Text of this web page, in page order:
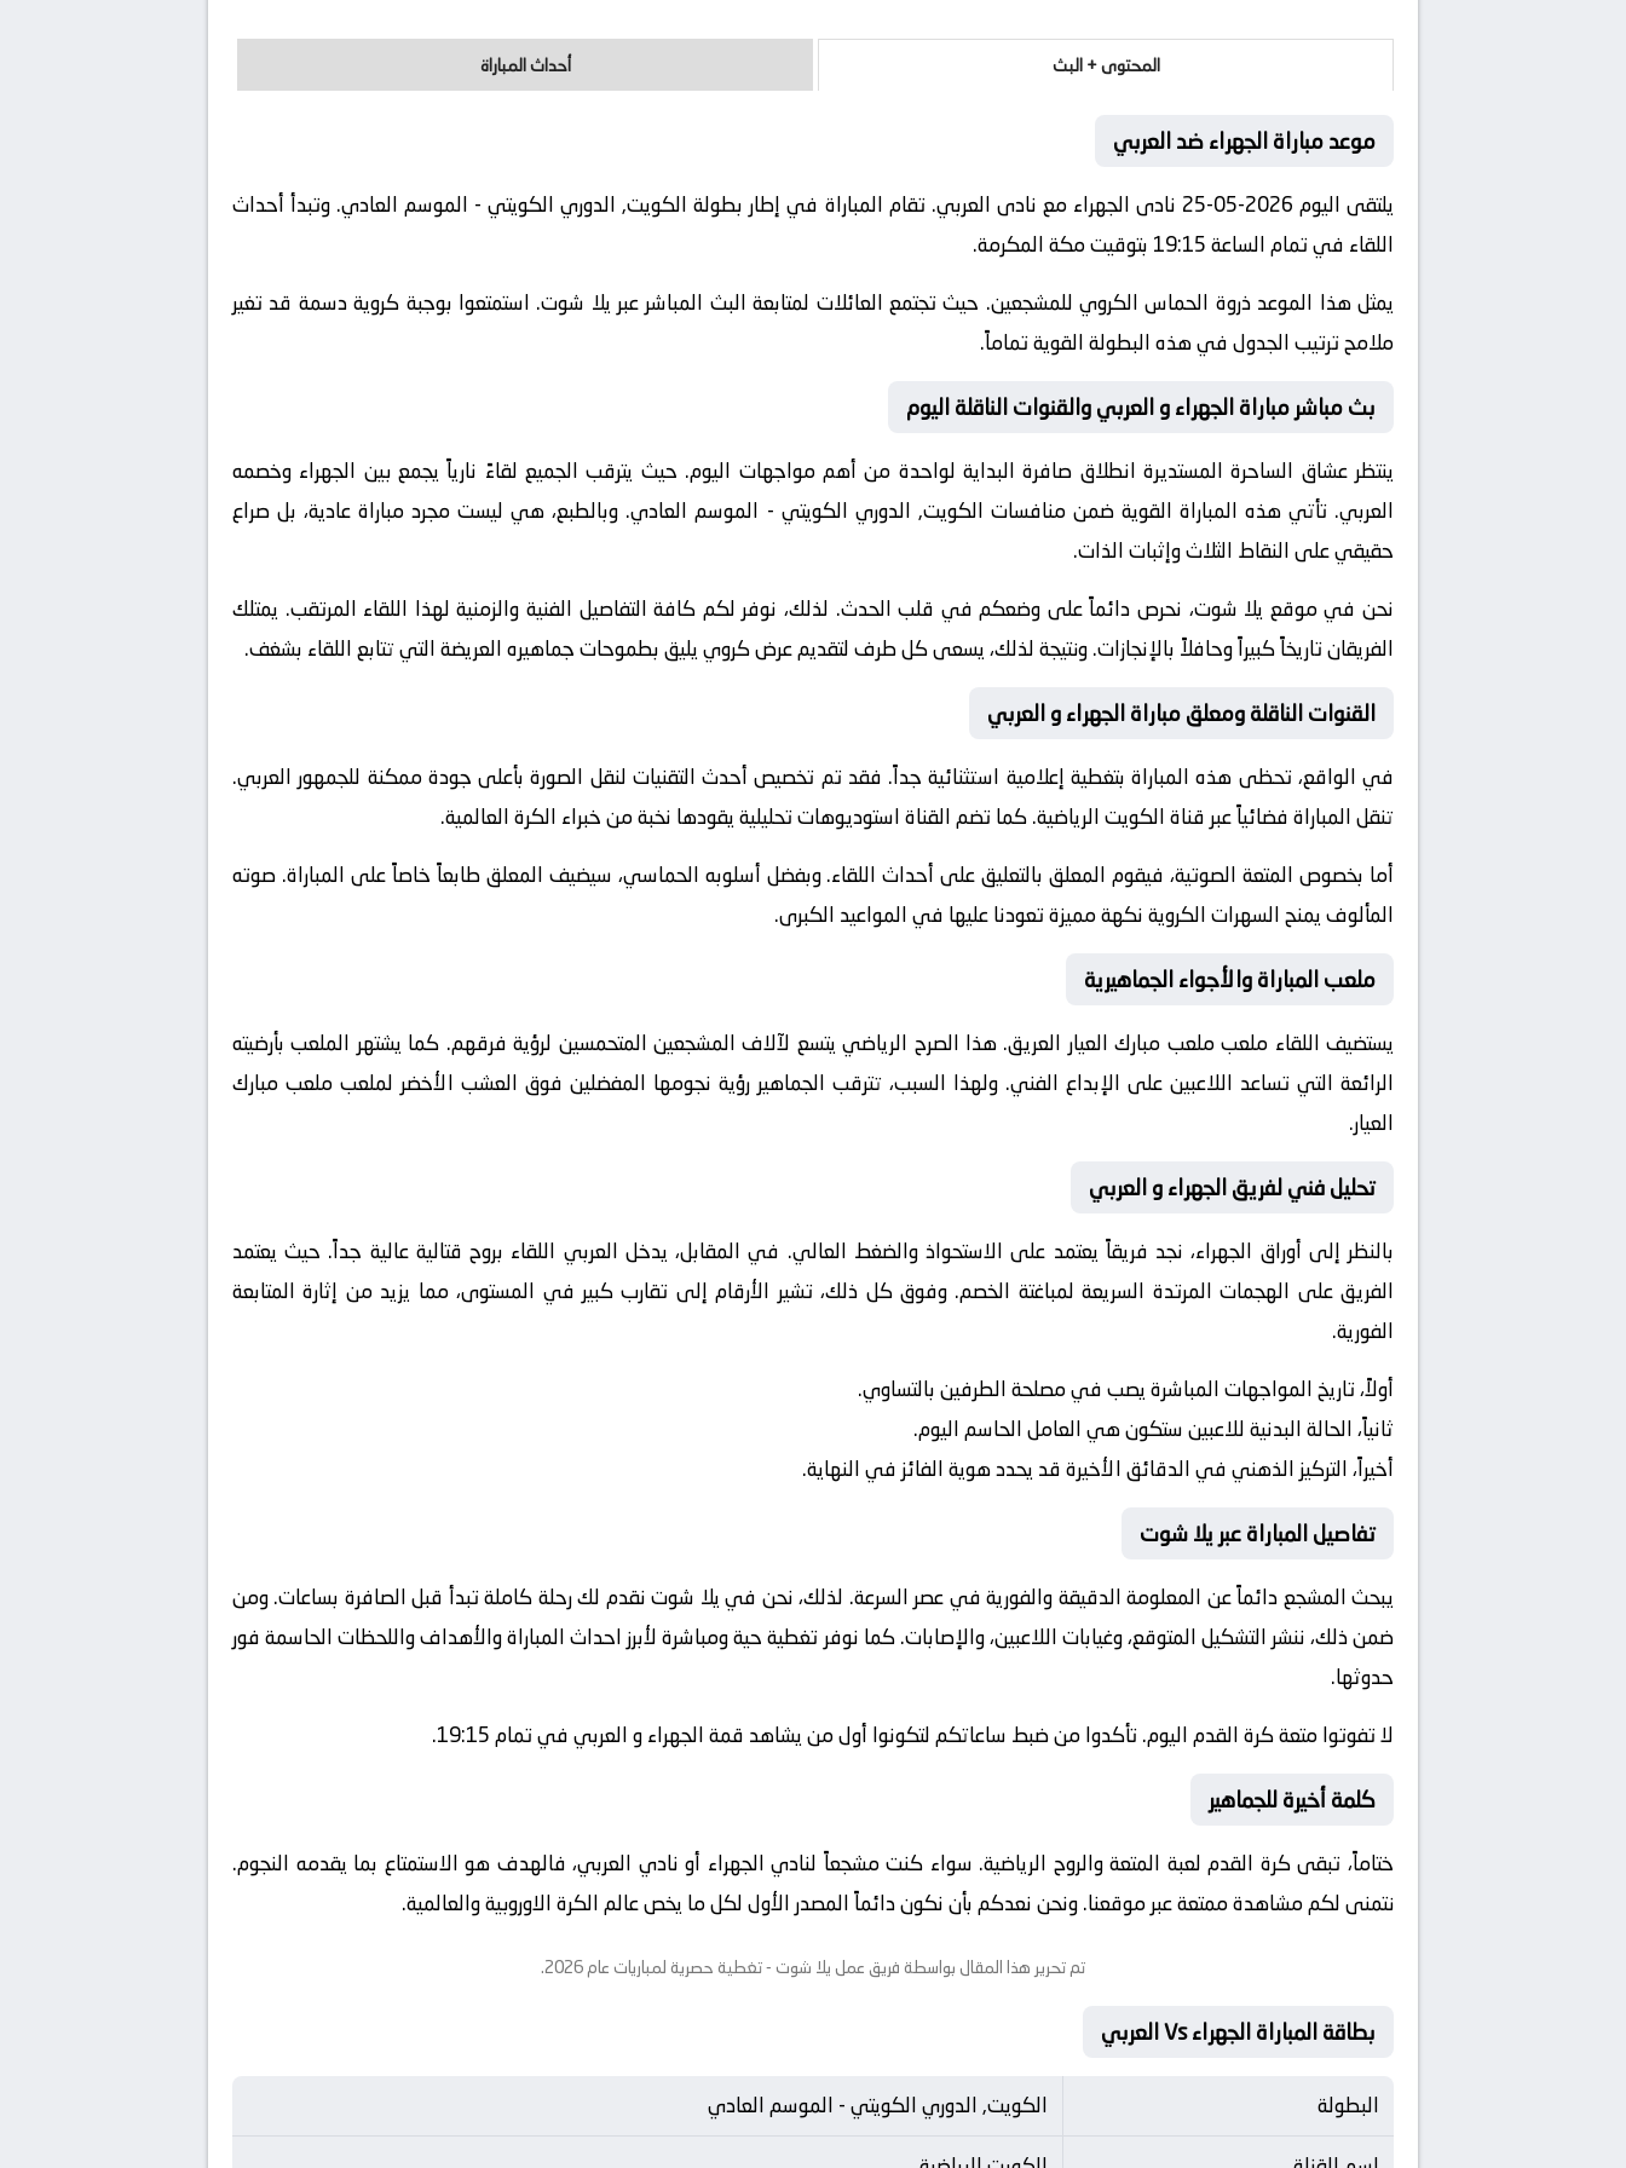
المحتوى + البث أحداث المباراة
موعد مباراة الجهراء ضد العربي
يلتقى اليوم 2026-05-25 نادى الجهراء مع نادى العربي. تقام المباراة في إطار بطولة الكويت, الدوري الكويتي - الموسم العادي. وتبدأ أحداث
اللقاء في تمام الساعة 19:15 بتوقيت مكة المكرمة.
يمثل هذا الموعد ذروة الحماس الكروي للمشجعين. حيث تجتمع العائلات لمتابعة البث المباشر عبر يلا شوت. استمتعوا بوجبة كروية دسمة قد تغير
ملامح ترتيب الجدول في هذه البطولة القوية تماماً.
بث مباشر مباراة الجهراء و العربي والقنوات الناقلة اليوم
ينتظر عشاق الساحرة المستديرة انطلاق صافرة البداية لواحدة من أهم مواجهات اليوم. حيث يترقب الجميع لقاءً نارياً يجمع بين الجهراء وخصمه
العربي. تأتي هذه المباراة القوية ضمن منافسات الكويت, الدوري الكويتي - الموسم العادي. وبالطبع، هي ليست مجرد مباراة عادية، بل صراع
حقيقي على النقاط الثلاث وإثبات الذات.
نحن في موقع يلا شوت، نحرص دائماً على وضعكم في قلب الحدث. لذلك، نوفر لكم كافة التفاصيل الفنية والزمنية لهذا اللقاء المرتقب. يمتلك
الفريقان تاريخاً كبيراً وحافلاً بالإنجازات. ونتيجة لذلك، يسعى كل طرف لتقديم عرض كروي يليق بطموحات جماهيره العريضة التي تتابع اللقاء بشغف.
القنوات الناقلة ومعلق مباراة الجهراء و العربي
في الواقع، تحظى هذه المباراة بتغطية إعلامية استثنائية جداً. فقد تم تخصيص أحدث التقنيات لنقل الصورة بأعلى جودة ممكنة للجمهور العربي.
تنقل المباراة فضائياً عبر قناةالكويت الرياضية. كما تضم القناة استوديوهات تحليلية يقودها نخبة من خبراء الكرة العالمية.
أما بخصوص المتعة الصوتية، فيقوم المعلق بالتعليق على أحداث اللقاء. وبفضل أسلوبه الحماسي، سيضيف المعلق طابعاً خاصاً على المباراة. صوته
المألوف يمنح السهرات الكروية نكهة مميزة تعودنا عليها في المواعيد الكبرى.
ملعب المباراة والأجواء الجماهيرية
يستضيف اللقاء ملعب ملعب مبارك العيار العريق. هذا الصرح الرياضي يتسع لآلاف المشجعين المتحمسين لرؤية فرقهم. كما يشتهر الملعب بأرضيته
الرائعة التي تساعد اللاعبين على الإبداع الفني. ولهذا السبب، تترقب الجماهير رؤية نجومها المفضلين فوق العشب الأخضر لملعب ملعب مبارك
العيار.
تحليل فني لفريق الجهراء و العربي
بالنظر إلى أوراق الجهراء، نجد فريقاً يعتمد على الاستحواذ والضغط العالي. في المقابل، يدخل العربي اللقاء بروح قتالية عالية جداً. حيث يعتمد
الفريق على الهجمات المرتدة السريعة لمباغتة الخصم. وفوق كل ذلك، تشير الأرقام إلى تقارب كبير في المستوى، مما يزيد من إثارة المتابعة
الفورية.
أولاً، تاريخ المواجهات المباشرة يصب في مصلحة الطرفين بالتساوي.
ثانياً، الحالة البدنية للاعبين ستكون هي العامل الحاسم اليوم.
أخيراً، التركيز الذهني في الدقائق الأخيرة قد يحدد هوية الفائز في النهاية.
تفاصيل المباراة عبر يلا شوت
يبحث المشجع دائماً عن المعلومة الدقيقة والفورية في عصر السرعة. لذلك، نحن في يلا شوت نقدم لك رحلة كاملة تبدأ قبل الصافرة بساعات. ومن
ضمن ذلك، ننشر التشكيل المتوقع، وغيابات اللاعبين، والإصابات. كما نوفر تغطية حية ومباشرة لأبرز احداث المباراة والأهداف واللحظات الحاسمة فور
حدوثها.
لا تفوتوا متعة كرة القدم اليوم. تأكدوا من ضبط ساعاتكم لتكونوا أول من يشاهد قمة الجهراء و العربي في تمام 19:15.
كلمة أخيرة للجماهير
ختاماً، تبقى كرة القدم لعبة المتعة والروح الرياضية. سواء كنت مشجعاً لنادي الجهراء أو نادي العربي، فالهدف هو الاستمتاع بما يقدمه النجوم.
نتمنى لكم مشاهدة ممتعة عبر موقعنا. ونحن نعدكم بأن نكون دائماً المصدر الأول لكل ما يخص عالم الكرة الاوروبية والعالمية.
تم تحرير هذا المقال بواسطة فريق عمل يلا شوت - تغطية حصرية لمباريات عام 2026.
بطاقة المباراة الجهراء Vs العربي
البطولة
الكويت, الدوري الكويتي - الموسم العادي